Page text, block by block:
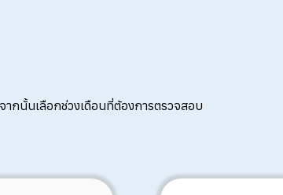
จากนั้นเลือกช่วงเดือนที่ต้องการตรวจสอบ